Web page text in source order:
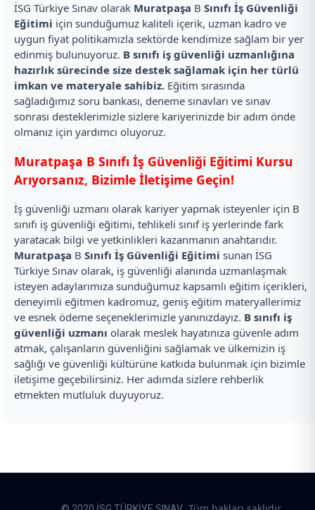
İSG Türkiye Sınav olarak Muratpaşa B Sınıfı İş Güvenliği
Eğitimi için sunduğumuz kaliteli içerik, uzman kadro ve
uygun fiyat politikamızla sektörde kendimize sağlam bir yer
edinmiş bulunuyoruz. B sınıfı iş güvenliği uzmanlığına
hazırlık sürecinde size destek sağlamak için her türlü
imkan ve materyale sahibiz. Eğitim sırasında
sağladığımız soru bankası, deneme sınavları ve sınav
sonrası desteklerimizle sizlere kariyerinizde bir adım önde
olmanız için yardımcı oluyoruz.
Muratpaşa B Sınıfı İş Güvenliği Eğitimi Kursu
Arıyorsanız, Bizimle İletişime Geçin!
İş güvenliği uzmanı olarak kariyer yapmak isteyenler için B
sınıfı iş güvenliği eğitimi, tehlikeli sınıf iş yerlerinde fark
yaratacak bilgi ve yetkinlikleri kazanmanın anahtarıdır.
Muratpaşa B Sınıfı İş Güvenliği Eğitimi sunan İSG
Türkiye Sınav olarak, iş güvenliği alanında uzmanlaşmak
isteyen adaylarımıza sunduğumuz kapsamlı eğitim içerikleri,
deneyimli eğitmen kadromuz, geniş eğitim materyallerimiz
ve esnek ödeme seçeneklerimizle yanınızdayız. B sınıfı iş
güvenliği uzmanı olarak meslek hayatınıza güvenle adım
atmak, çalışanların güvenliğini sağlamak ve ülkemizin iş
sağlığı ve güvenliği kültürüne katkıda bulunmak için bizimle
iletişime geçebilirsiniz. Her adımda sizlere rehberlik
etmekten mutluluk duyuyoruz.